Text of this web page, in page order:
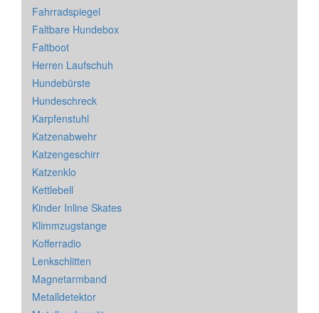
Fahrradspiegel
Faltbare Hundebox
Faltboot
Herren Laufschuh
Hundebürste
Hundeschreck
Karpfenstuhl
Katzenabwehr
Katzengeschirr
Katzenklo
Kettlebell
Kinder Inline Skates
Klimmzugstange
Kofferradio
Lenkschlitten
Magnetarmband
Metalldetektor